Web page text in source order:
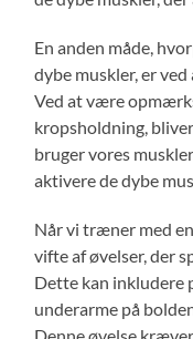
En anden måde,
dybe muskler, er
Ved at være
kropsholdning,
bruger vores
aktivere de dybe
Når vi træner med
vifte af øvelser, der
Dette kan inkludere
underarme på
Denne øvelse